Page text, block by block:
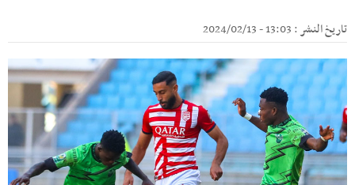
تاريخ النشر : 13:03 - 2024/02/13